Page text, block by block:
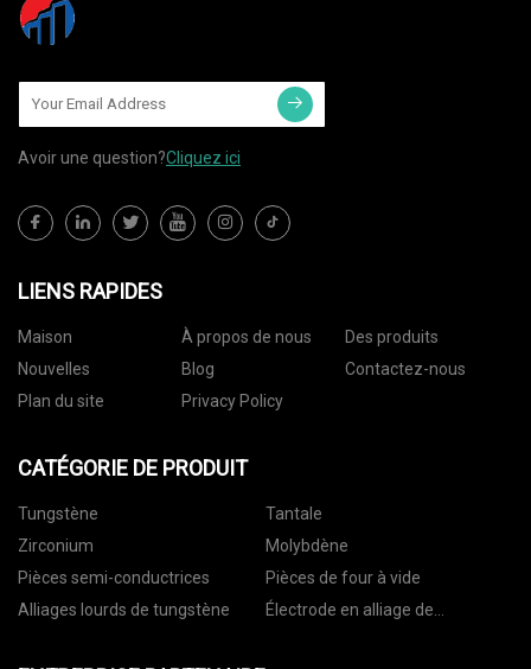
Avoir une question?Cliquez ici
LIENS RAPIDES
Maison À propos de nous
Des produits
Nouvelles
Blog
Contactez-nous
Plan du site
Privacy Policy
CATÉGORIE DE PRODUIT
Tungstène
Tantale
Zirconium
Molybdène
Pièces semi-conductrices
Pièces de four à vide
Alliages lourds de tungstène
Électrode en alliage de